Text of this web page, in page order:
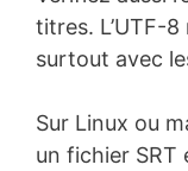
CSS
(css)
titres. L’UTF-
surtout avec
Sur Linux ou
un fichier SRT